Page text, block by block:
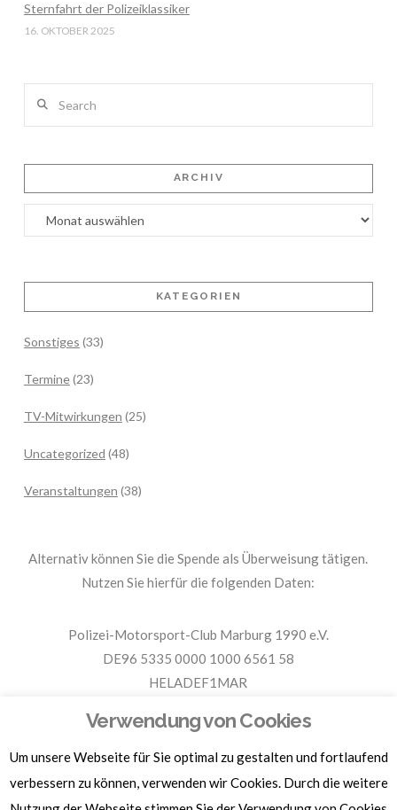
Sternfahrt der Polizeiklassiker
16. OKTOBER 2025
ARCHIV
Archiv
KATEGORIEN
Sonstiges (33)
Termine(23)
TV-Mitwirkungen (25)
Uncategorized (48)
Veranstaltungen (38)
Alternativ können Sie die Spende als Überweisung tätigen.
Nutzen Sie hierfür die folgenden Daten:
Polizei-Motorsport-Club Marburg 1990 e.V.
DE96 5335 0000 1000 6561 58
HELADEF1MAR
Für Spendenbescheinigungen, Sachspenden und weitere
Informationen, hier klicken.
Verwendung von Cookies
Um unsere Webseite für Sie optimal zu gestalten und fortlaufend
verbessern zu können, verwenden wir Cookies. Durch die weitere